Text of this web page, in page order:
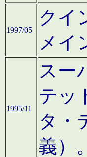
1997/05
クイ
メイ
1995/11
スー
テッ
タ・
義）。